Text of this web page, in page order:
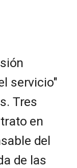
servicio"
Tres
en
del
de las